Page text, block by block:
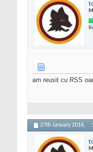
am reusit cu RSS
27th January 2016,